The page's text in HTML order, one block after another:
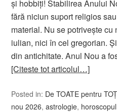
şi hobbiţi! Stabilirea Anului
fără niciun suport religios
material. Nu se potriveşte
iulian, nici în cel gregorian.
din antichitate. Anul Nou a
[Citeste tot articolul…]
Posted in: De TOATE pentru
nou 2026,astrologie,